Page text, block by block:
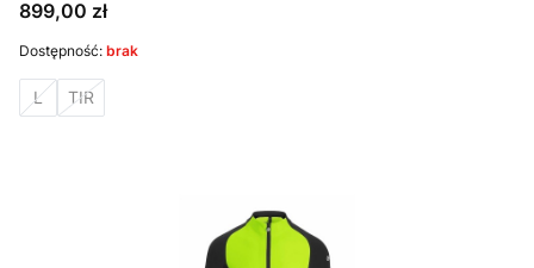
Cena
899,00 zł
Dostępność: brak
L TIR